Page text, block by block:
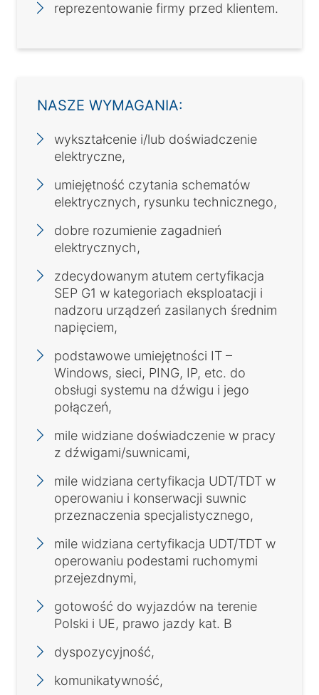
reprezentowanie firmy przed klientem.
NASZE WYMAGANIA:
wykształcenie i/lub doświadczenie
elektryczne,
umiejętność czytania schematów
elektrycznych, rysunku technicznego,
dobre rozumienie zagadnień
elektrycznych,
zdecydowanym atutem certyfikacja
SEP G1 w kategoriach eksploatacji i
nadzoru urządzeń zasilanych średnim
napięciem,
podstawowe umiejętności IT –
Windows, sieci, PING, IP, etc. do
obsługi systemu na dźwigu i jego
połączeń,
mile widziane doświadczenie w pracy
z dźwigami/suwnicami,
mile widziana certyfikacja UDT/TDT w
operowaniu i konserwacji suwnic
przeznaczenia specjalistycznego,
mile widziana certyfikacja UDT/TDT w
operowaniu podestami ruchomymi
przejezdnymi,
gotowość do wyjazdów na terenie
Polski i UE, prawo jazdy kat. B
dyspozycyjność,
komunikatywność,